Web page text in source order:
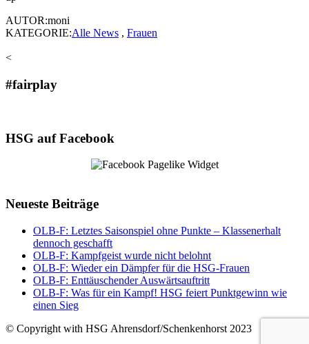
AUTOR:moni
KATEGORIE:Alle News , Frauen
<
#fairplay
HSG auf Facebook
Neueste Beiträge
OLB-F: Letztes Saisonspiel ohne Punkte – Klassenerhalt
dennoch geschafft
OLB-F: Kampfgeist wurde nicht belohnt
OLB-F: Wieder ein Dämpfer für die HSG-Frauen
OLB-F: Enttäuschender Auswärtsauftritt
OLB-F: Was für ein Kampf! HSG feiert Punktgewinn wie
einen Sieg
© Copyright with HSG Ahrensdorf/Schenkenhorst 2023